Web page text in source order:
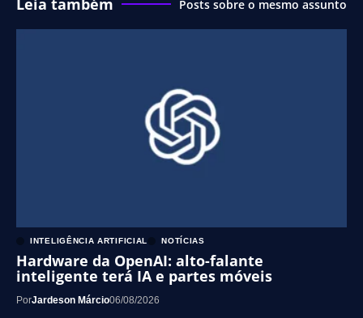
Leia também Posts sobre o mesmo assunto
INTELIGÊNCIA ARTIFICIAL NOTÍCIAS
Hardware da OpenAI: alto-falante
inteligente terá IA e partes móveis
PorJardeson Márcio06/08/2026